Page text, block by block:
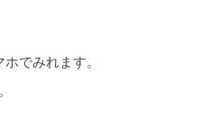
でみれます。